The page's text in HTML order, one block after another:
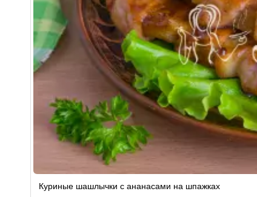
Куриные шашлычки с ананасами на шпажках